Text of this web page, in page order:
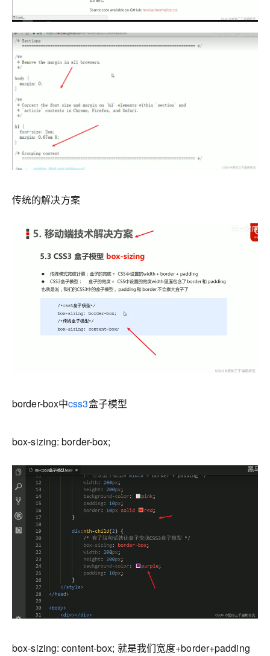
传统的解决方案
border-box中css3盒子模型
box-sizing: border-box;
box-sizing: content-box; 就是我们宽度+border+padding